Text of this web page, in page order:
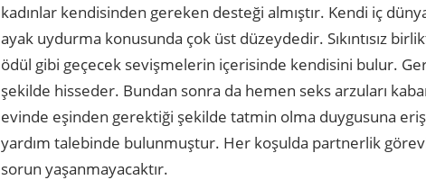
kadınlar kendisinden gereken desteği almıştır. Kendi iç
ayak uydurma konusunda çok üst düzeydedir. Sıkıntısız
ödül gibi geçecek sevişmelerin içerisinde kendisini bulur.
şekilde hisseder. Bundan sonra da hemen seks arzuları
evinde eşinden gerektiği şekilde tatmin olma duygusuna
yardım talebinde bulunmuştur. Her koşulda partnerlik
sorun yaşanmayacaktır.